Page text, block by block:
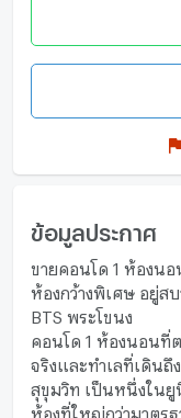
ข้อมูลประกาศ
ขายคอนโด 1 ห้องน
ห้องกว้างพิเศษ อยู่ส
BTS พระโขนง
คอนโด 1 ห้องนอนที่
จริงและทำเลที่เดินถึ
สุขุมวิท เป็นหนึ่งในยู
ห้องที่ใหญ่กว่ามาตร